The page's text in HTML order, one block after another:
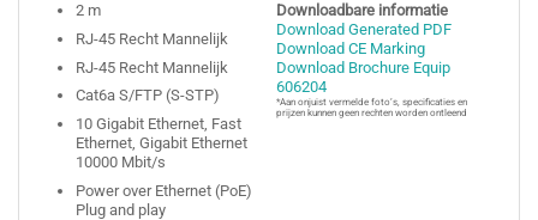
2 m
RJ-45 Recht Mannelijk
RJ-45 Recht Mannelijk
Cat6a S/FTP (S-STP)
10 Gigabit Ethernet, Fast
Ethernet, Gigabit Ethernet
10000 Mbit/s
Power over Ethernet (PoE)
Plug and play
Downloadbare informatie
Download Generated PDF
Download CE Marking
Download Brochure Equip
606204
*Aan onjuist vermelde foto’s, specificaties en
prijzen kunnen geen rechten worden ontleend